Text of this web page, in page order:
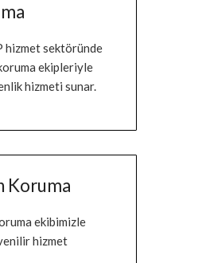
hizmet sektöründe
ekipleriyle
hizmeti sunar.
Koruma
ekibimizle
hizmet